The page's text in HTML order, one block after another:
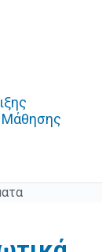
Μάθησης